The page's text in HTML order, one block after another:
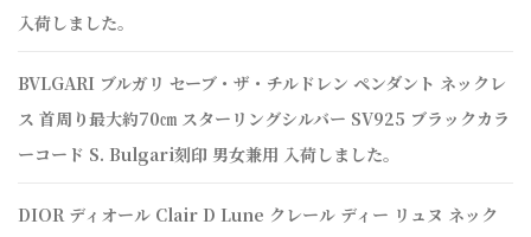
入荷しました。
BVLGARI ブルガリ セーブ・ザ・チルドレン ペンダント ネックレ
ス 首周り最大約70㎝ スターリングシルバー SV925 ブラックカラ
ーコード S. Bulgari刻印 男女兼用 入荷しました。
DIOR ディオール Clair D Lune クレール ディー リュヌ ネック